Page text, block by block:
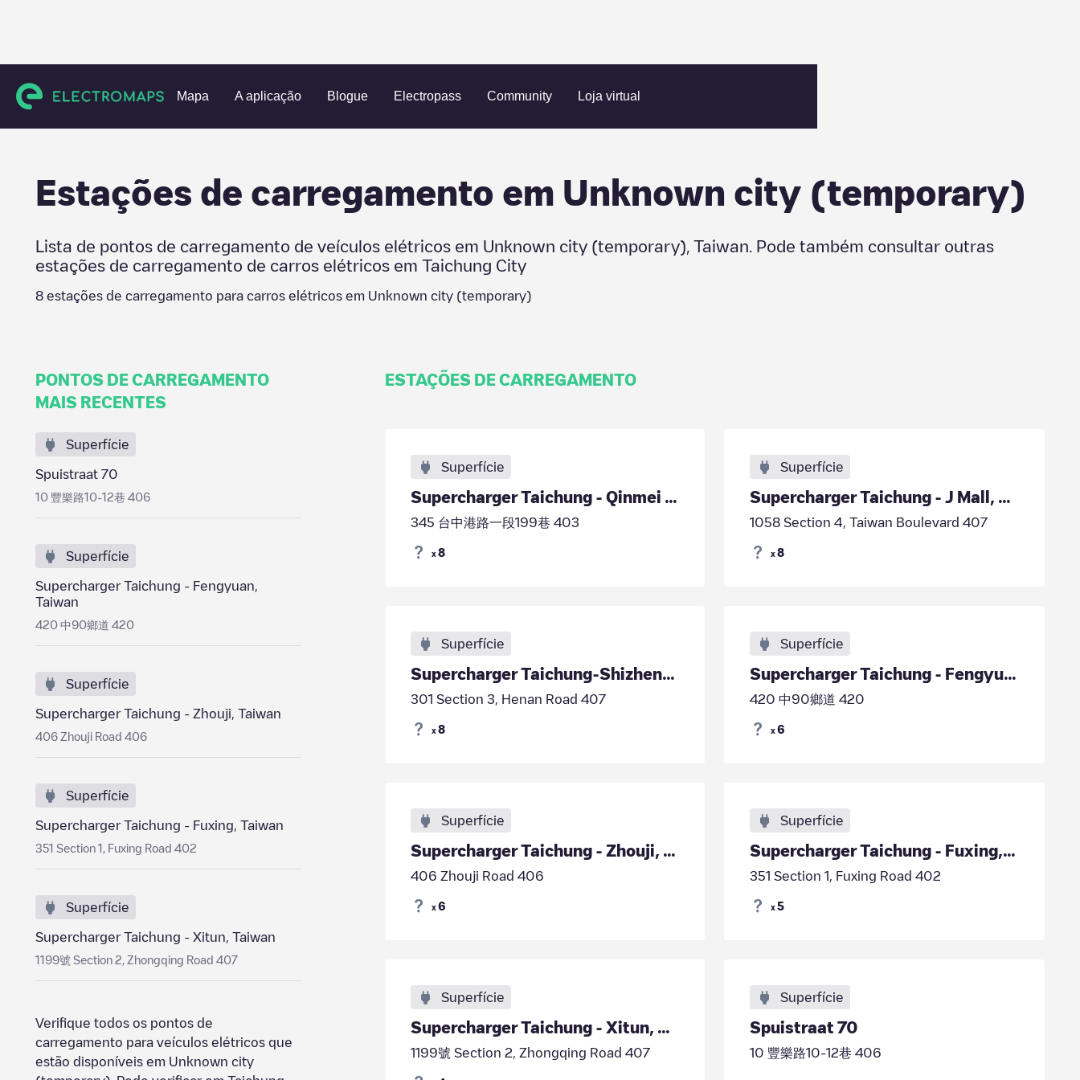
Mapa A aplicação Blogue Electropass Community Loja virtual
Charging stations Taiwan Taichung City Unknown city (temporary)
Estações de carregamento em Unknown city (temporary)
Lista de pontos de carregamento de veículos elétricos em Unknown city (temporary) Taiwan . Pode também consultar outras
estações de carregamento de carros elétricos em Taichung City
8 estações de carregamento para carros elétricos em Unknown city (temporary)
PONTOS DE CARREGAMENTO
MAIS RECENTES
Superfície
Spuistraat 70
10 豐樂路10-12巷 406
Superfície
Supercharger Taichung - Fengyuan,
Taiwan
420 中90鄉道 420
Superfície
Supercharger Taichung - Zhouji, Taiwan
406 Zhouji Road 406
Superfície
Supercharger Taichung - Fuxing, Taiwan
351 Section 1, Fuxing Road 402
Superfície
Supercharger Taichung - Xitun, Taiwan
1199號 Section 2, Zhongqing Road 407
Verifique todos os pontos de
carregamento para veículos elétricos que
estão disponíveis em Unknown city
ESTAÇÕES DE CARREGAMENTO
Superfície
Supercharger Taichung - Qinmei Chengpin, Taiwan
345 台中港路一段199巷 403
x 8
Superfície
Supercharger Taichung - J Mall, Taiwan
1058 Section 4, Taiwan Boulevard 407
x 8
Superfície
Supercharger Taichung-Shizheng, Taiwan
301 Section 3, Henan Road 407
x 8
Superfície
Supercharger Taichung - Fengyuan, Taiwan
420 中90鄉道 420
x 6
Superfície
Supercharger Taichung - Zhouji, Taiwan
406 Zhouji Road 406
x 6
Superfície
Supercharger Taichung - Fuxing, Taiwan
351 Section 1, Fuxing Road 402
x 5
Superfície
Supercharger Taichung - Xitun, Taiwan
1199號 Section 2, Zhongqing Road 407
Superfície
Spuistraat 70
10 豐樂路10-12巷 406